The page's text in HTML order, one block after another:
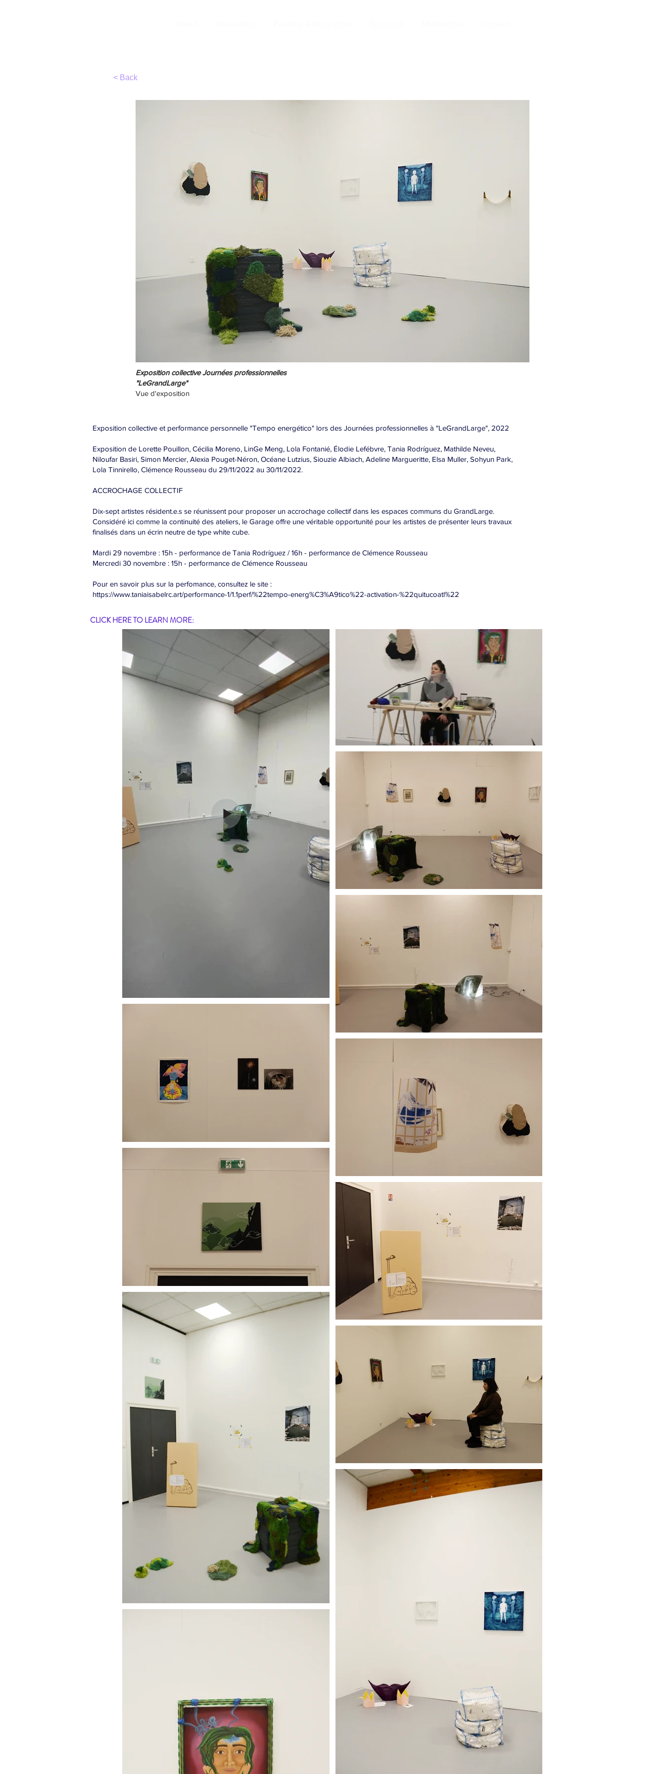
< Back
Exposition collective Journées professionnelles
"LeGrandLarge"
Vue d'exposition
Exposition collective et performance personnelle "Tempo energético" lors des Journées professionnelles à "LeGrandLarge", 2022
Exposition de Lorette Pouillon, Cécilia Moreno, LinGe Meng, Lola Fontanié, Élodie Lefébvre, Tania Rodríguez, Mathilde Neveu,
Niloufar Basiri, Simon Mercier, Alexia Pouget-Néron, Océane Lutzius, Siouzie Albiach, Adeline Margueritte, Elsa Muller, Sohyun Park,
Lola Tinnirello, Clémence Rousseau du 29/11/2022 au 30/11/2022.
ACCROCHAGE COLLECTIF
Dix-sept artistes résident.e.s se réunissent pour proposer un accrochage collectif dans les espaces communs du GrandLarge.
Considéré ici comme la continuité des ateliers, le Garage offre une véritable opportunité pour les artistes de présenter leurs travaux
finalisés dans un écrin neutre de type white cube.
Mardi 29 novembre : 15h - performance de Tania Rodríguez / 16h - performance de Clémence Rousseau
Mercredi 30 novembre : 15h - performance de Clémence Rousseau
Pour en savoir plus sur la perfomance, consultez le site :
https://www.taniaisabelrc.art/performance-1/1.1perf/%22tempo-energ%C3%A9tico%22-activation-%22quitucoatl%22
CLICK HERE TO LEARN MORE: